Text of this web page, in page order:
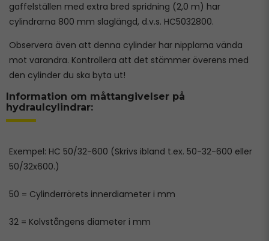
gaffelställen med extra bred spridning (2,0 m) har
cylindrarna 800 mm slaglängd, d.v.s. HC5032800.
Observera även att denna cylinder har nipplarna vända
mot varandra. Kontrollera att det stämmer överens med
den cylinder du ska byta ut!
Information om måttangivelser på
hydraulcylindrar:
Exempel: HC 50/32-600 (Skrivs ibland t.ex. 50-32-600 eller
50/32x600.)
50 = Cylinderrörets innerdiameter i mm
32 = Kolvstångens diameter i mm